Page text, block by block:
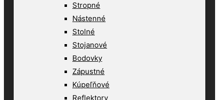
Stropné
Nástenné
Stolné
Stojanové
Bodovky
Zápustné
Kúpeľňové
Reflektory